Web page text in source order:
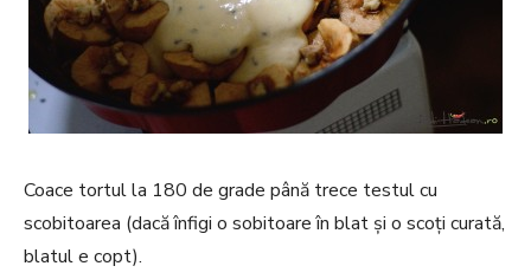
Coace tortul la 180 de grade până trece testul cu
scobitoarea (dacă înfigi o sobitoare în blat și o scoți curată,
blatul e copt).